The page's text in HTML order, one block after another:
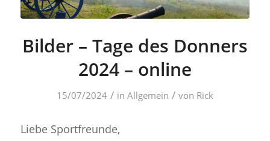
Bilder – Tage des Donners
2024 – online
15/07/2024 / in Allgemein / von Rick
Liebe Sportfreunde,